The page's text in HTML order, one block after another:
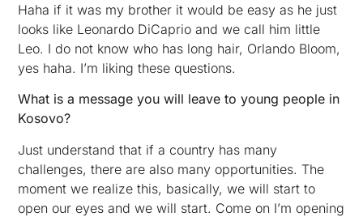
Haha if it was my brother it would be easy as he just
looks like Leonardo DiCaprio and we call him little
Leo. I do not know who has long hair, Orlando Bloom,
yes haha. I’m liking these questions.
What is a message you will leave to young people in
Kosovo?
Just understand that if a country has many
challenges, there are also many opportunities. The
moment we realize this, basically, we will start to
open our eyes and we will start. Come on I’m opening